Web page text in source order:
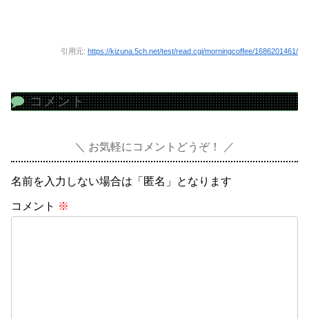
引用元: https://kizuna.5ch.net/test/read.cgi/morningcoffee/1686201461/
コメント
お気軽にコメントどうぞ！
名前を入力しない場合は「匿名」となります
コメント ※